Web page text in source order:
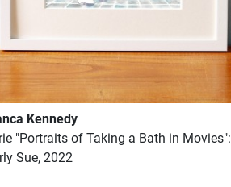
Kennedy
"Portraits of Taking a Bath in Movies":
Sue, 2022